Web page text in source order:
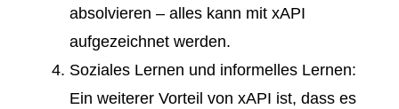
absolvieren – alles kann mit xAPI
aufgezeichnet werden.
Soziales Lernen und informelles Lernen:
Ein weiterer Vorteil von xAPI ist, dass es